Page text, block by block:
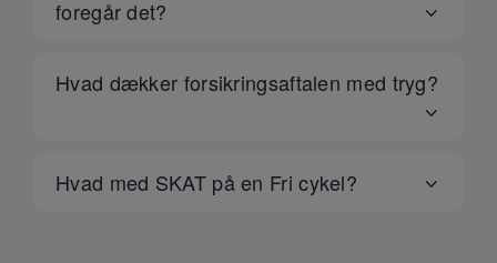
foregår det?
Hvad dækker forsikringsaftalen med tryg?
Hvad med SKAT på en Fri cykel?